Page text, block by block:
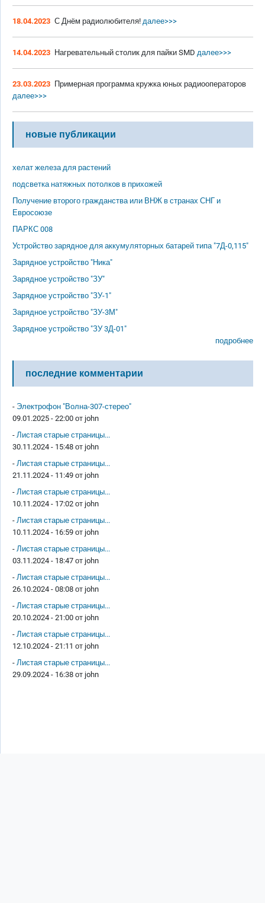
18.04.2023 С Днём радиолюбителя! далее>>>
14.04.2023 Нагревательный столик для пайки SMD далее>>>
23.03.2023 Примерная программа кружка юных радиооператоров
далее>>>
новые публикации
хелат железа для растений
подсветка натяжных потолков в прихожей
Получение второго гражданства или ВНЖ в странах СНГ и
Евросоюзе
ПАРКС 008
Устройство зарядное для аккумуляторных батарей типа "7Д-0,115"
Зарядное устройство "Ника"
Зарядное устройство "ЗУ"
Зарядное устройство "ЗУ-1"
Зарядное устройство "ЗУ-3М"
Зарядное устройство "ЗУ 3Д-01"
подробнее
последние комментарии
- Электрофон "Волна-307-стерео"
09.01.2025 - 22:00 от john
- Листая старые страницы...
30.11.2024 - 15:48 от john
- Листая старые страницы...
21.11.2024 - 11:49 от john
- Листая старые страницы...
10.11.2024 - 17:02 от john
- Листая старые страницы...
10.11.2024 - 16:59 от john
- Листая старые страницы...
03.11.2024 - 18:47 от john
- Листая старые страницы...
26.10.2024 - 08:08 от john
- Листая старые страницы...
20.10.2024 - 21:00 от john
- Листая старые страницы...
12.10.2024 - 21:11 от john
- Листая старые страницы...
29.09.2024 - 16:38 от john